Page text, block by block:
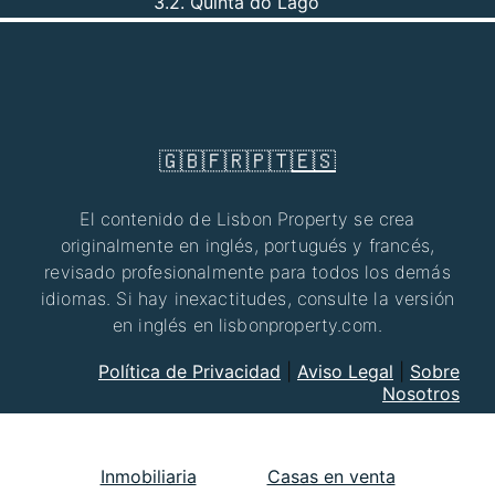
🇬🇧🇫🇷🇵🇹🇪🇸
El contenido de Lisbon Property se crea
originalmente en inglés, portugués y francés,
revisado profesionalmente para todos los demás
idiomas. Si hay inexactitudes, consulte la versión
en inglés en lisbonproperty.com.
Política de Privacidad Aviso Legal
Sobre
Nosotros
Inmobiliaria Casas en venta